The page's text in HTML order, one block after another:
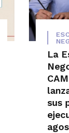
La
sus